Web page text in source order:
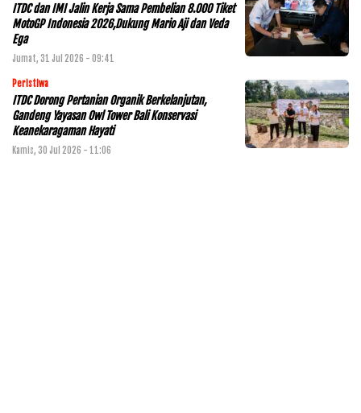
ITDC dan IMI Jalin Kerja Sama Pembelian 8.000 Tiket
MotoGP Indonesia 2026,Dukung Mario Aji dan Veda
Ega
Jumat, 31 Jul 2026 - 09:41
Peristiwa
ITDC Dorong Pertanian Organik Berkelanjutan,
Gandeng Yayasan Owl Tower Bali Konservasi
Keanekaragaman Hayati
Kamis, 30 Jul 2026 - 11:06